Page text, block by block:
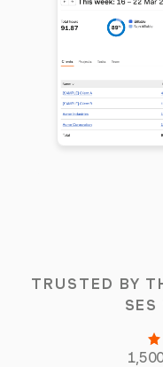
TRUSTED BY
SES